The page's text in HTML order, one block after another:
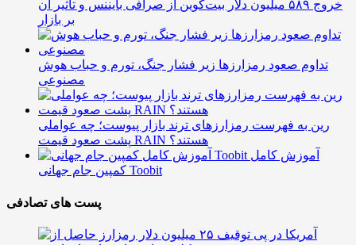
خروج ۵۸۹ میلیون دلار بیت‌کوین از صرافی بایننس و تاثیر آن
بر بازار
تداوم صعود رمزارزها زیر فشار جنگ، تورم و حباب هوش
مصنوعی
رین به فهرست رمزارزهای ترند بازار پیوست؛ چه عواملی
پشت صعود قیمت RAIN هستند؟
آموزش کامل
کمپین جام جهانی Toobit
پست های تصادفی